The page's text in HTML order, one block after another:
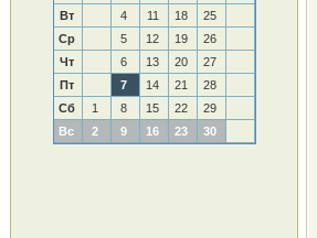
Вт
4 11 18
25
Ср
5 12 19
26
Чт
6 13 20
27
Пт
7 14 21
28
Сб
1 8 15 22
29
Вс
2 9 16 23 30